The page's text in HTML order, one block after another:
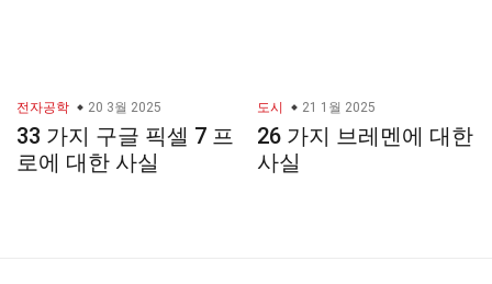
전자공학 20 3월 2025
33 가지 구글 픽셀 7 프
로에 대한 사실
도시 21 1월 2025
26 가지 브레멘에 대한
사실